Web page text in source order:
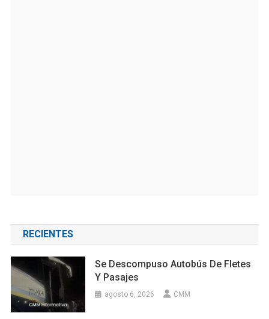
RECIENTES
Se Descompuso Autobús De Fletes
Y Pasajes
agosto 6, 2026 CMM